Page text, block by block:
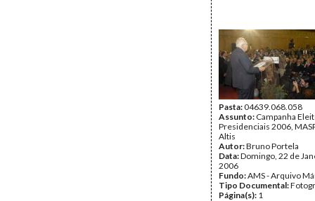
Pasta:04639.068.058
Assunto: Campanha
Presidenciais 2006,
Altis
Autor:Bruno Portela
Data:Domingo, 22 de
2006
Fundo:AMS - Arquivo
Tipo Documental:
Página(s): 1